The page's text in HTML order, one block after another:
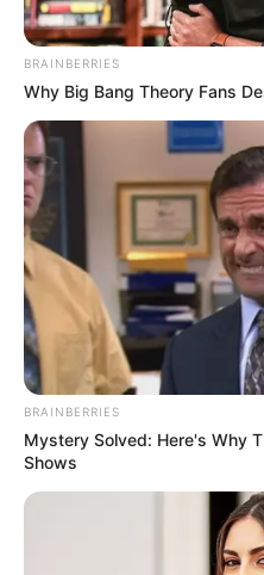
BRAINBERRIES
Why Big Bang Theory Fans
BRAINBERRIES
Mystery Solved: Here's Why
Shows